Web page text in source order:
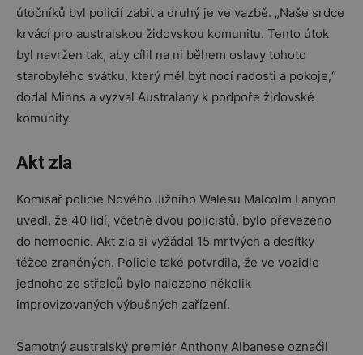
útočníků byl policií zabit a druhý je ve vazbě. „Naše srdce
krvácí pro australskou židovskou komunitu. Tento útok
byl navržen tak, aby cílil na ni během oslavy tohoto
starobylého svátku, který měl být nocí radosti a pokoje,“
dodal Minns a vyzval Australany k podpoře židovské
komunity.
Akt zla
Komisař policie Nového Jižního Walesu Malcolm Lanyon
uvedl, že 40 lidí, včetně dvou policistů, bylo převezeno
do nemocnic. Akt zla si vyžádal 15 mrtvých a desítky
těžce zraněných. Policie také potvrdila, že ve vozidle
jednoho ze střelců bylo nalezeno několik
improvizovaných výbušných zařízení.
Samotný australský premiér Anthony Albanese označil